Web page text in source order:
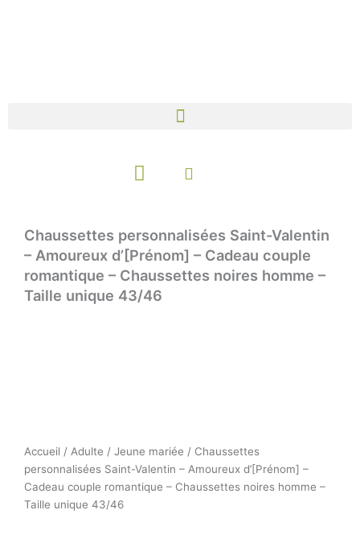
Panier
Chaussettes personnalisées Saint-Valentin
– Amoureux d’[Prénom] – Cadeau couple
romantique – Chaussettes noires homme –
Taille unique 43/46
Accueil / Adulte / Jeune mariée / Chaussettes
personnalisées Saint-Valentin – Amoureux d’[Prénom] –
Cadeau couple romantique – Chaussettes noires homme –
Taille unique 43/46